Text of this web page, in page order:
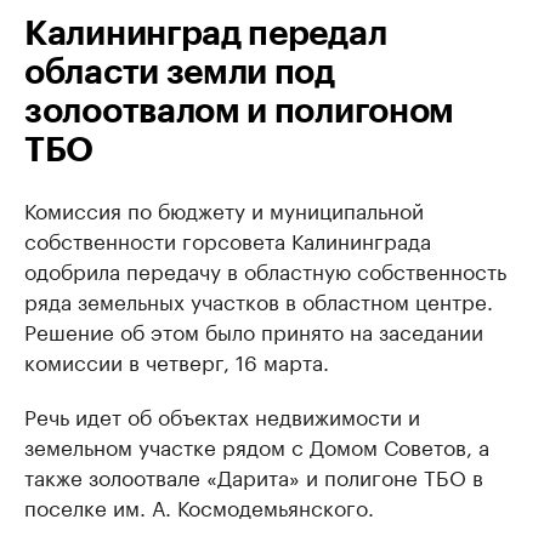
Калининград передал
области земли под
золоотвалом и полигоном
ТБО
Комиссия по бюджету и муниципальной
собственности горсовета Калининграда
одобрила передачу в областную собственность
ряда земельных участков в областном центре.
Решение об этом было принято на заседании
комиссии в четверг, 16 марта.
Речь идет об объектах недвижимости и
земельном участке рядом с Домом Советов, а
также золоотвале «Дарита» и полигоне ТБО в
поселке им. А. Космодемьянского.